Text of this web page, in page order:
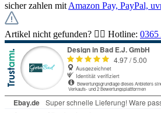
sicher zahlen mit Amazon Pay, PayPal,
Artikel nicht gefunden? 👉🏻 Hotline: 0365